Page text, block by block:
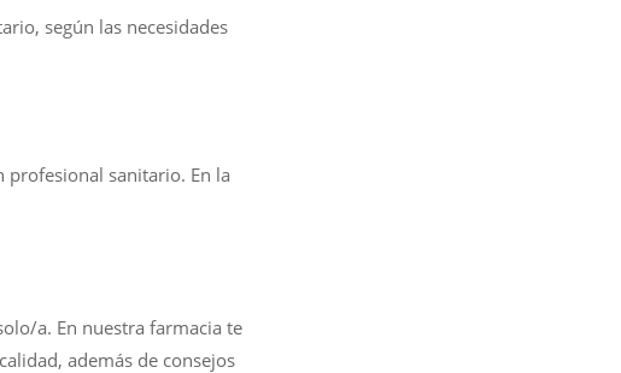
según las necesidades
profesional sanitario. En la
a. En nuestra farmacia te
además de consejos